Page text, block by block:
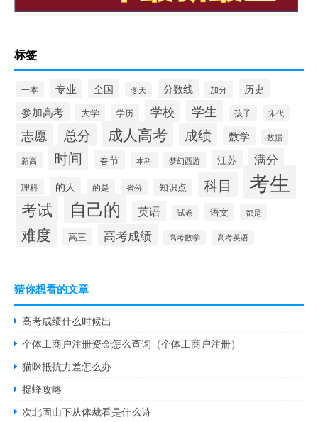
标签
一本 专业 全国 冬天 分数线 加分 历史
参加高考 大学 学历 学校 学生 孩子 宋代
志愿 总分 成人高考 成绩 数学 数据
新高 时间 春节 本科 梦幻西游 江苏 满分
理科 的人 的是 省份 知识点 科目 考生
考试 自己的 英语 试卷 语文 都是
难度 高三 高考成绩 高考数学 高考英语
猜你想看的文章
高考成绩什么时候出
个体工商户注册资金怎么查询（个体工商户注册）
猫咪抵抗力差怎么办
捉蜂攻略
次北固山下从体裁看是什么诗